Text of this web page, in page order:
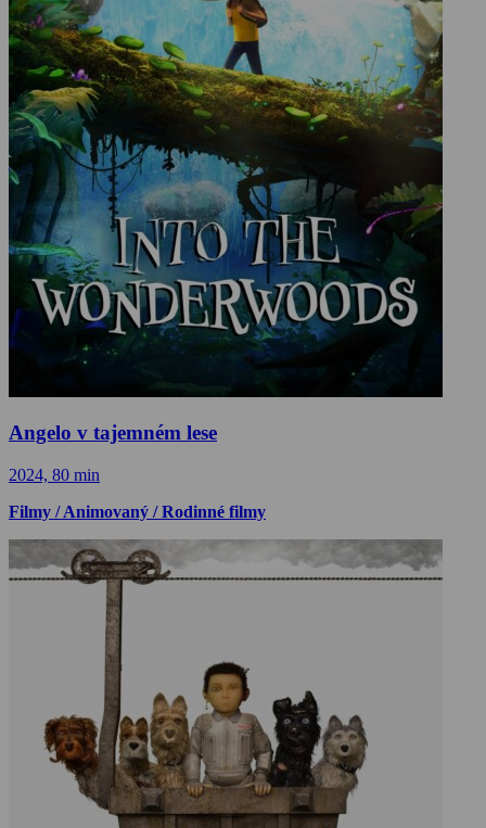
Angelo v tajemném lese
2024, 80 min
Filmy / Animovaný / Rodinné filmy